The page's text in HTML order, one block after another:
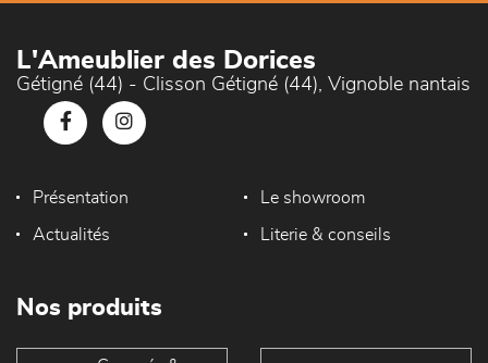
L'Ameublier des Dorices
Gétigné (44) - Clisson Gétigné (44), Vignoble nantais
Présentation Le showroom
Actualités Literie & conseils
Nos produits